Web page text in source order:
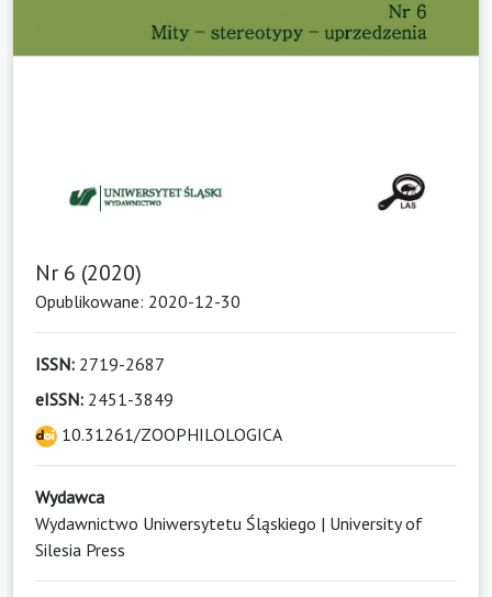
Nr 6 (2020)
Opublikowane: 2020-12-30
ISSN: 2719-2687
eISSN: 2451-3849
10.31261/ZOOPHILOLOGICA
Wydawca
Wydawnictwo Uniwersytetu Śląskiego | University of
Silesia Press